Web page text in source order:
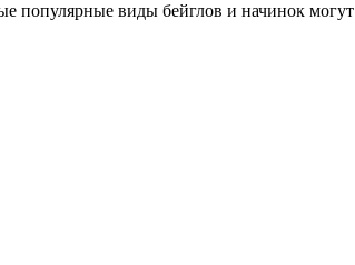
популярные виды бейглов и начинок